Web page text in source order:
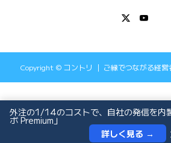
Copyright © コントリ ｜ ご縁でつながる経営
インタビュー依頼
外注の1/14のコストで、自社の発信を
ボ Premium」
詳しく見る →